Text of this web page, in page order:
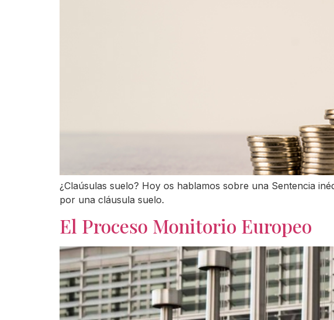
¿Claúsulas suelo? Hoy os hablamos sobre una Sentencia
por una cláusula suelo.
El Proceso Monitorio Europeo